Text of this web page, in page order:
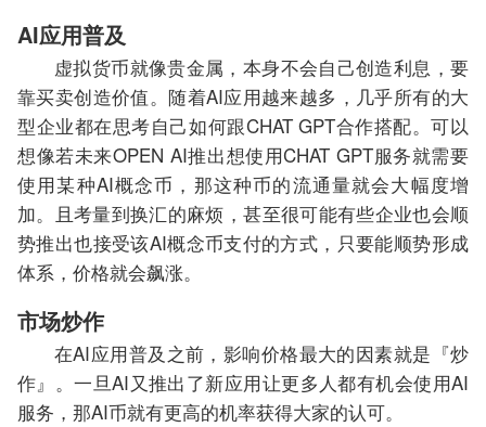
AI应用普及
虚拟货币就像贵金属，本身不会自己创造利息，要
靠买卖创造价值。随着AI应用越来越多，几乎所有的大
型企业都在思考自己如何跟CHAT GPT合作搭配。可以
想像若未来OPEN AI推出想使用CHAT GPT服务就需要
使用某种AI概念币，那这种币的流通量就会大幅度增
加。且考量到换汇的麻烦，甚至很可能有些企业也会顺
势推出也接受该AI概念币支付的方式，只要能顺势形成
体系，价格就会飙涨。
市场炒作
在AI应用普及之前，影响价格最大的因素就是『炒
作』。一旦AI又推出了新应用让更多人都有机会使用AI
服务，那AI币就有更高的机率获得大家的认可。